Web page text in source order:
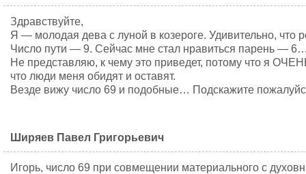
Здравствуйте,
Я — молодая дева с луной в козероге. Удивительно, что
Число пути — 9. Сейчас мне стал нравиться парень —
Не представляю, к чему это приведет, потому что я
что люди меня обидят и оставят.
Везде вижу число 69 и подобные… Подскажите
Ширяев Павел Григорьевич
Игорь, число 69 при совмещении материального с